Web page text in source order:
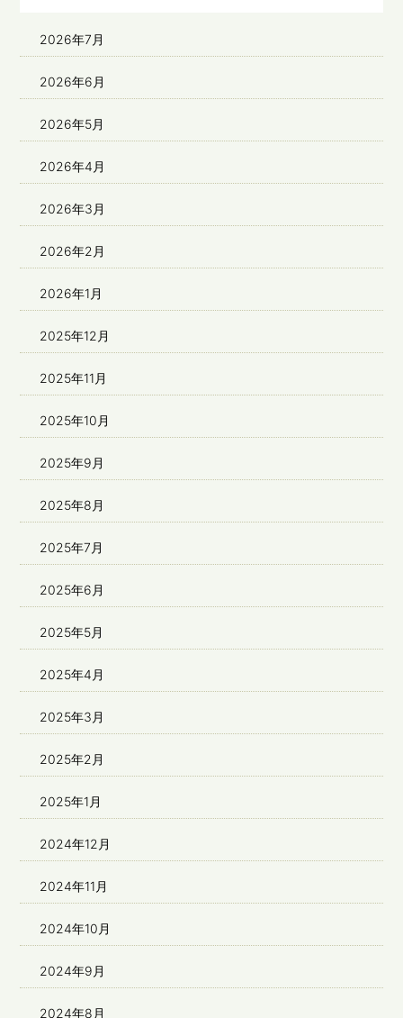
2026年7月
2026年6月
2026年5月
2026年4月
2026年3月
2026年2月
2026年1月
2025年12月
2025年11月
2025年10月
2025年9月
2025年8月
2025年7月
2025年6月
2025年5月
2025年4月
2025年3月
2025年2月
2025年1月
2024年12月
2024年11月
2024年10月
2024年9月
2024年8月